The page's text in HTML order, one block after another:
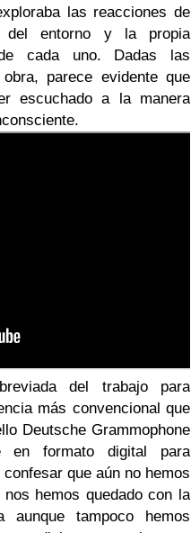
las reacciones de
del entorno y la propia
cada uno. Dadas las
parece evidente que
escuchado a la manera
del trabajo para
más convencional que
Deutsche Grammophone
en formato digital para
que aún no hemos
hemos quedado con la
aunque tampoco hemos